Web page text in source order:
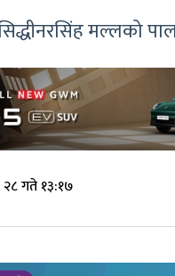
मल्लको
गते १३:१७